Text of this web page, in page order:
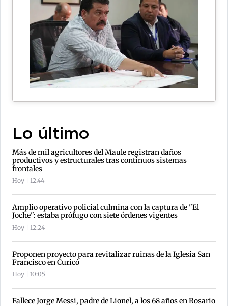
Lo último
Más de mil agricultores del Maule registran daños
productivos y estructurales tras continuos sistemas
frontales
Hoy | 12:44
Amplio operativo policial culmina con la captura de "El
Joche": estaba prófugo con siete órdenes vigentes
Hoy | 12:24
Proponen proyecto para revitalizar ruinas de la Iglesia San
Francisco en Curicó
Hoy | 10:05
Fallece Jorge Messi, padre de Lionel, a los 68 años en Rosario